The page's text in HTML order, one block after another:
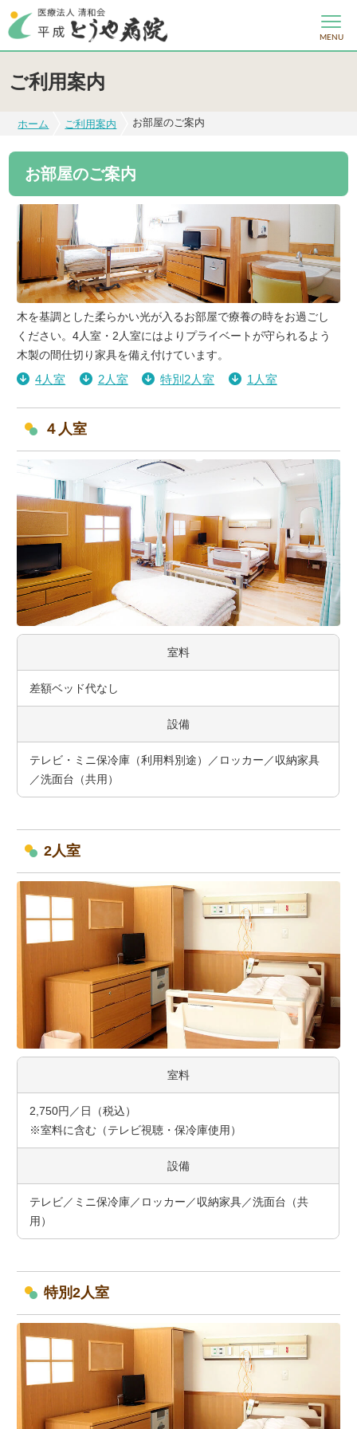
MENU
ご利用案内
ホーム ご利用案内 お部屋のご案内
お部屋のご案内
木を基調とした柔らかい光が入るお部屋で療養の時をお過ごし
ください。4人室・2人室にはよりプライベートが守られるよう
木製の間仕切り家具を備え付けています。
4人室 2人室 特別2人室 1人室
４人室
室料
差額ベッド代なし
設備
テレビ・ミニ保冷庫（利用料別途）／ロッカー／収納家具
／洗面台（共用）
2人室
室料
2,750円／日（税込）
※室料に含む（テレビ視聴・保冷庫使用）
設備
テレビ／ミニ保冷庫／ロッカー／収納家具／洗面台（共
用）
特別2人室